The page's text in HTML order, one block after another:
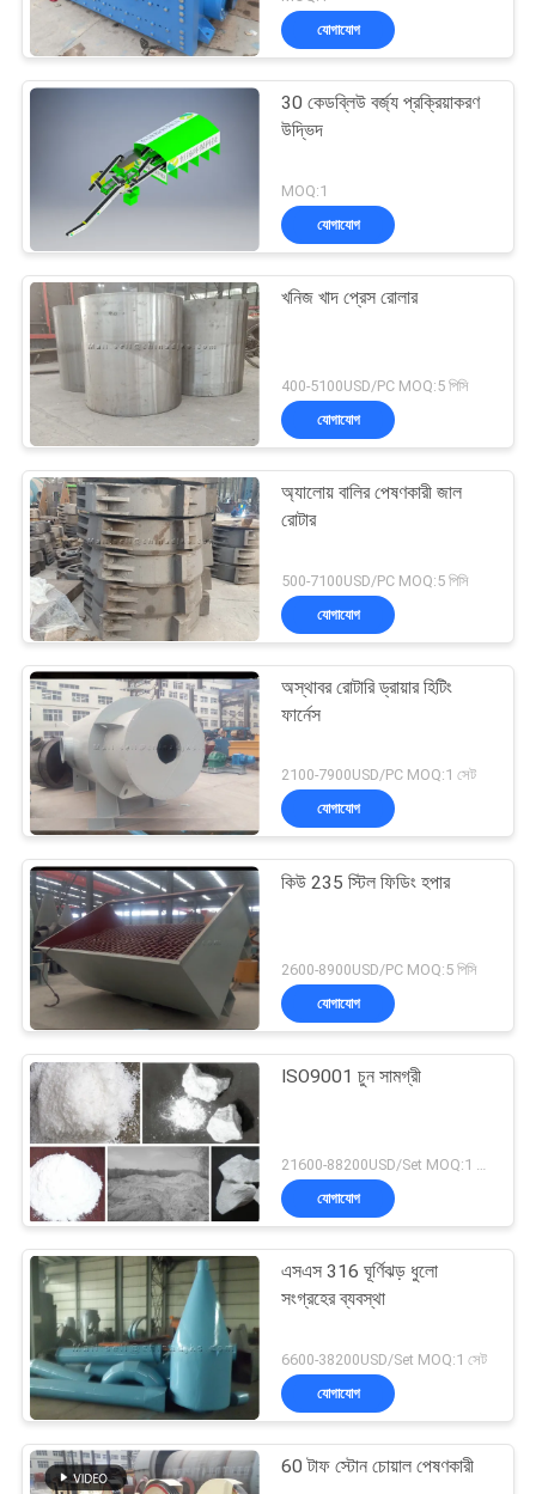
যোগাযোগ
30 কেডব্লিউ বর্জ্য প্রক্রিয়াকরণ
উদ্ভিদ
MOQ:1
যোগাযোগ
খনিজ খাদ প্রেস রোলার
400-5100USD/PC MOQ:5 পিসি
যোগাযোগ
অ্যালোয় বালির পেষণকারী জাল
রোটার
500-7100USD/PC MOQ:5 পিসি
যোগাযোগ
অস্থাবর রোটারি ড্রায়ার হিটিং
ফার্নেস
2100-7900USD/PC MOQ:1 সেট
যোগাযোগ
কিউ 235 স্টিল ফিডিং হপার
2600-8900USD/PC MOQ:5 পিসি
যোগাযোগ
ISO9001 চুন সামগ্রী
যোগাযোগ
এসএস 316 ঘূর্ণিঝড় ধুলো
সংগ্রহের ব্যবস্থা
6600-38200USD/Set MOQ:1 সেট
যোগাযোগ
60 টাফ স্টোন চোয়াল পেষণকারী